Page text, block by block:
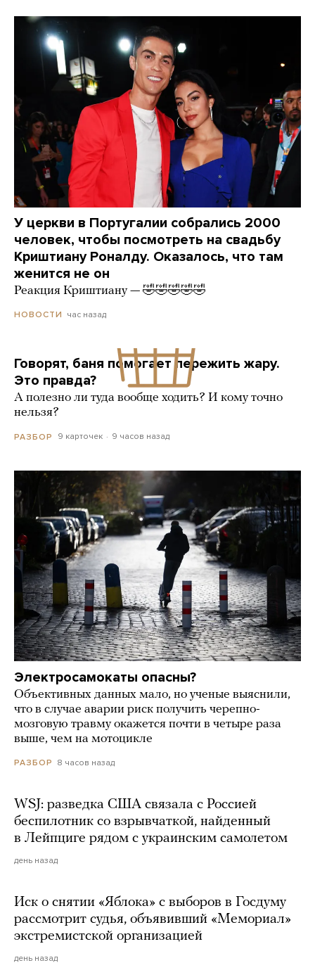
У церкви в Португалии собрались 2000
человек, чтобы посмотреть на свадьбу
Криштиану Роналду. Оказалось, что там
женится не он
Реакция Криштиану — 🤣🤣🤣🤣🤣
НОВОСТИ час назад
Говорят, баня помогает пережить жару.
Это правда?
А полезно ли туда вообще ходить? И кому точно
нельзя?
РАЗБОР 9 карточек 9 часов назад
Электросамокаты опасны?
Объективных данных мало, но ученые выяснили,
что в случае аварии риск получить черепно-
мозговую травму окажется почти в четыре раза
выше, чем на мотоцикле
РАЗБОР 8 часов назад
WSJ: разведка США связала с Россией
беспилотник со взрывчаткой, найденный
в Лейпциге рядом с украинским самолетом
день назад
Иск о снятии «Яблока» с выборов в Госдуму
рассмотрит судья, объявивший «Мемориал»
экстремистской организацией
день назад